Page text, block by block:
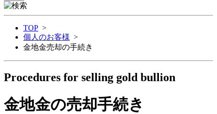
TOP >
個人のお客様 >
金地金売却の手続き
Procedures for selling gold bullion
金地金の売却手続き